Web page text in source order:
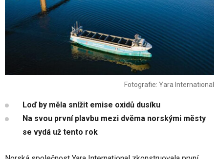
Fotografie: Yara International
Loď by měla snížit emise oxidů dusíku
Na svou první plavbu mezi dvěma norskými městy
se vydá už tento rok